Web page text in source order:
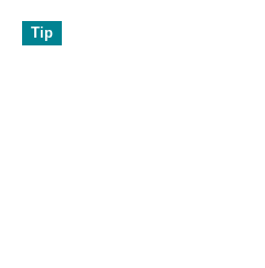
Tip